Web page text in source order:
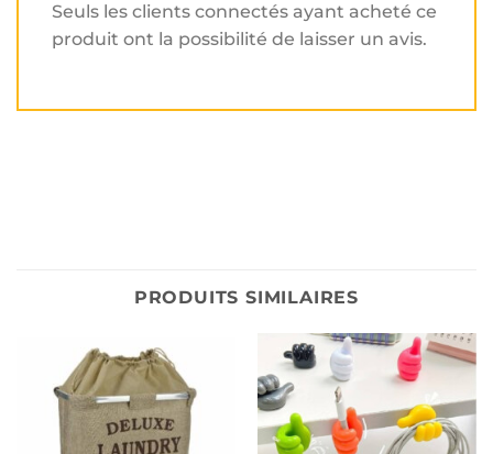
Seuls les clients connectés ayant acheté ce
produit ont la possibilité de laisser un avis.
PRODUITS SIMILAIRES